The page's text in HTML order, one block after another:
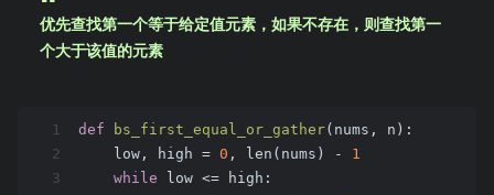
优先查找第一个等于给定值元素，如果不存在，则查找第一
个大于该值的元素
1
2
3
def bs_first_equal_or_gather(nums, n) :
    low, high =
0 , len(nums) - 1
while low <= high: